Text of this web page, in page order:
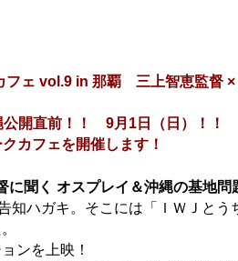
フェ vol.9 in 那覇 三上智恵監督 ×
開直前！！ 9月1日（日）！！
カフェを開催します！
聞く オスプレイ＆沖縄の基地問
知ハガキ。そこには「ＩＷＪと
ンを上映！